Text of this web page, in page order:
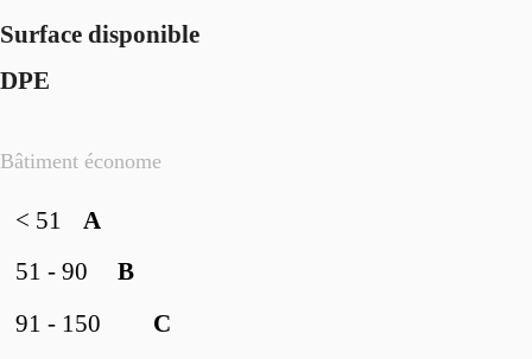
Surface disponible
DPE
Bâtiment économe
A
< 51
B
51 - 90
C
91 - 150